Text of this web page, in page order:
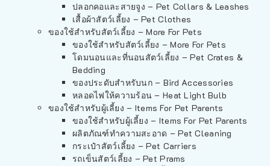
ปลอกคอและสายจูง – Pet Collars & Leashes
เสื้อผ้าสัตว์เลี้ยง – Pet Clothes
ของใช้สำหรับสัตว์เลี้ยง – More For Pets
ของใช้สำหรับสัตว์เลี้ยง – More For Pets
โดมนอนและที่นอนสัตว์เลี้ยง – Pet Crates &
Bedding
ของประดับสำหรับนก – Bird Accessories
หลอดไฟให้ความร้อน – Heat Light Bulb
ของใช้สำหรับผู้เลี้ยง – Items For Pet Parents
ของใช้สำหรับผู้เลี้ยง – Items For Pet Parents
ผลิตภัณฑ์ทำความสะอาด – Pet Cleaning
กระเป๋าสัตว์เลี้ยง – Pet Carriers
รถเข็นสัตว์เลี้ยง – Pet Prams